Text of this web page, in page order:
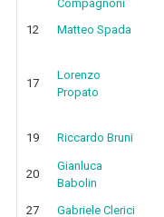
Compagnoni
12
Matteo Spada
17
Lorenzo
Propato
19 Riccardo Bruni
20
Gianluca
Babolin
27
Gabriele Clerici